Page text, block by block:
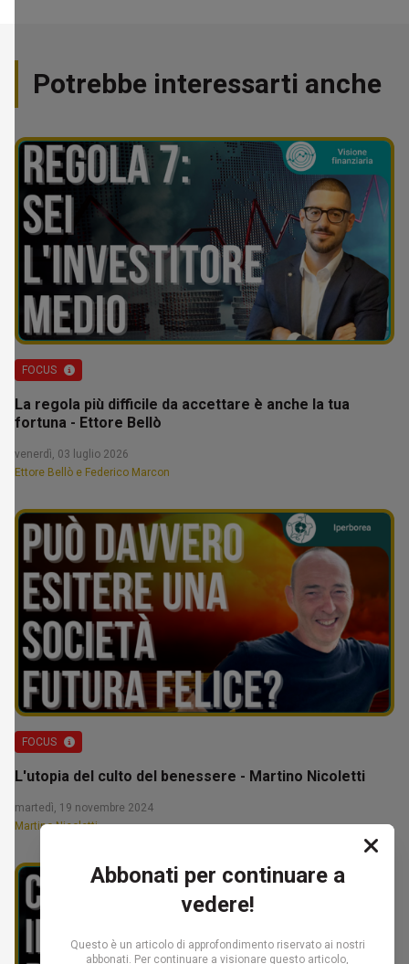
Abbonati per continuare a
vedere!
Questo è un articolo di approfondimento riservato ai nostri
abbonati. Per continuare a visionare questo articolo,
Potrebbe interessarti anche
FOCUS
La regola più difficile da accettare è anche la tua
fortuna - Ettore Bellò
venerdì, 03 luglio 2026
Ettore Bellò e Federico Marcon
FOCUS
L'utopia del culto del benessere - Martino Nicoletti
martedì, 19 novembre 2024
Martino Nicoletti